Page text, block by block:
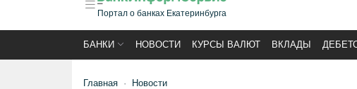
Портал о банках Екатеринбурга
БАНКИ НОВОСТИ КУРСЫ ВАЛЮТ ВКЛАДЫ
Главная Новости